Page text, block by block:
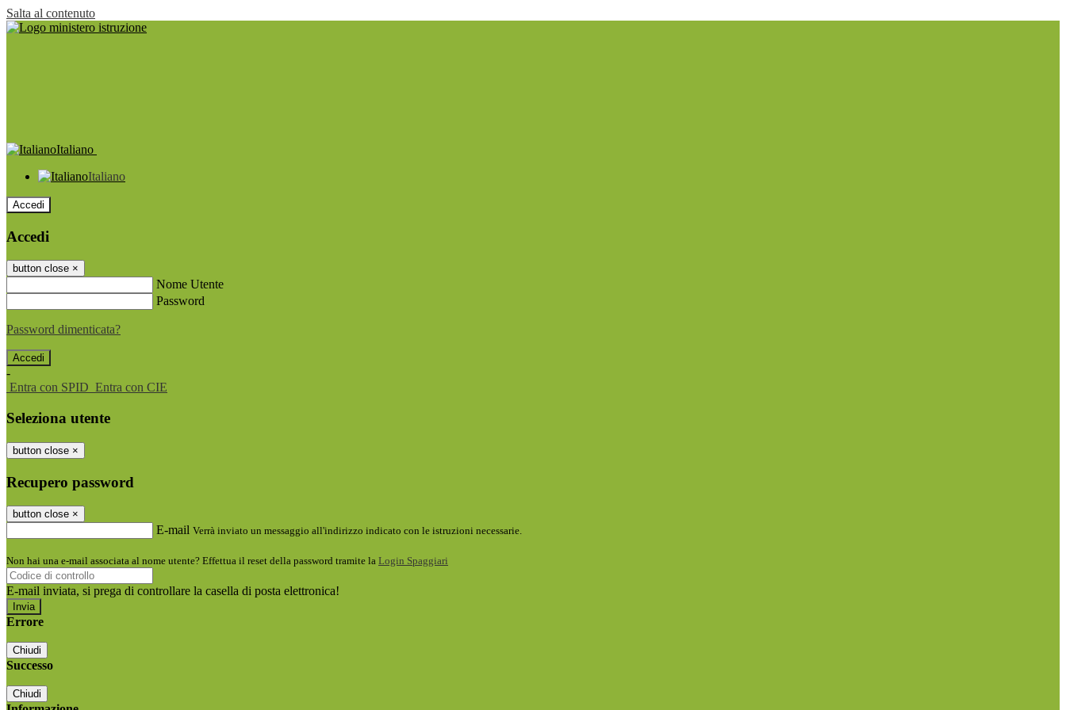
Salta al contenuto
Italiano
Italiano
Accedi
Accedi
button close ×
Nome Utente
Password
Password dimenticata?
-
Entra con SPID Entra con CIE
Seleziona utente
button close ×
Recupero password
button close ×
E-mail Verrà inviato un messaggio all'indirizzo indicato con le istruzioni necessarie.
Non hai una e-mail associata al nome utente? Effettua il reset della password tramite la Login Spaggiari
E-mail inviata, si prega di controllare la casella di posta elettronica!
Errore
Chiudi
Successo
Chiudi